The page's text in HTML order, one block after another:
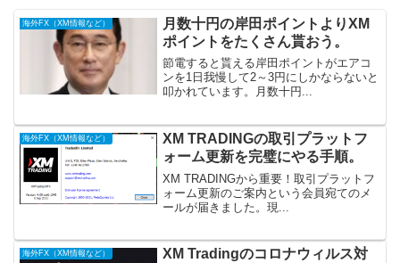
海外FX（XM情報など）
月数十円の岸田ポイントよりXM
ポイントをたくさん貰おう。
節電すると貰える岸田ポイントがエアコ
ンを1日我慢して2～3円にしかならないと
叩かれています。月数十円...
海外FX（XM情報など）
XM TRADINGの取引プラットフ
ォーム更新を完璧にやる手順。
XM TRADINGから重要！取引プラットフ
ォーム更新のご案内という会員宛てのメ
ールが届きました。現...
海外FX（XM情報など）
XM Tradingのコロナウィルス対